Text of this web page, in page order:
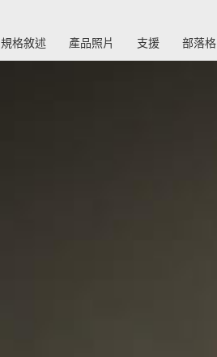
規格敘述 產品照片 支援 部落格